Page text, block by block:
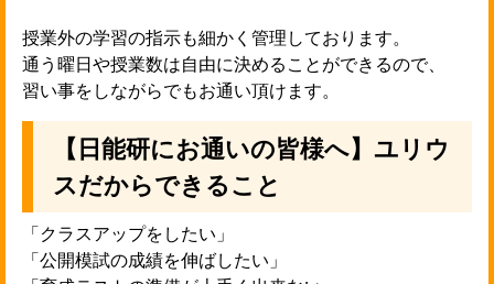
授業外の学習の指示も細かく管理しております。
通う曜日や授業数は自由に決めることができるので、
習い事をしながらでもお通い頂けます。
【日能研にお通いの皆様へ】ユリウ
スだからできること
「クラスアップをしたい」
「公開模試の成績を伸ばしたい」